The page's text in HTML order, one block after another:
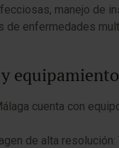
manejo de
de enfermedades
cuenta con
de alta